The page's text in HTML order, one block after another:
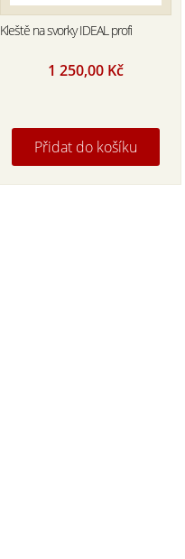
Kleště na svorky IDEAL profi
1 250,00 Kč
Přidat do košíku